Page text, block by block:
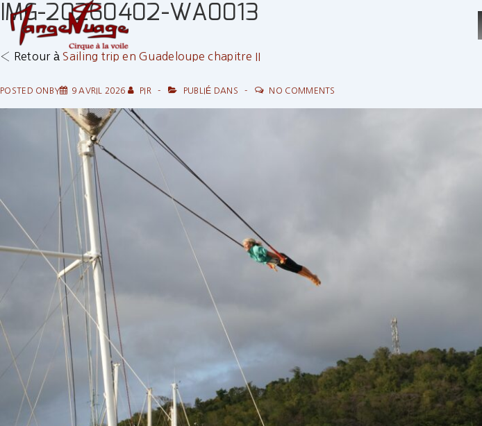
passer
contenu
IMG-20260402-WA0013
‹ Retour àSailing trip en Guadeloupe chapitre II
POSTED ONBY 9 AVRIL 2026 PIR PUBLIÉ DANS NO COMMENTS